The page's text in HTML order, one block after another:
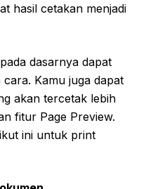
hasil cetakan menjadi
dasarnya dapat
Kamu juga dapat
akan tercetak lebih
fitur Page Preview.
ini untuk print